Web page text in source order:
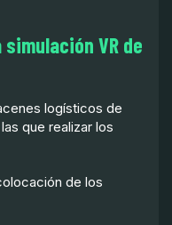
VR de
logísticos de
que realizar los
de los